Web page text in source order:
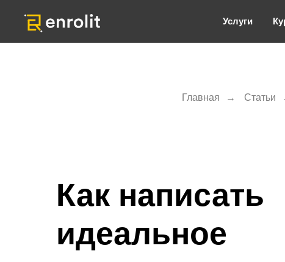
Услуги
Главная → Статьи
Как написать
идеальное